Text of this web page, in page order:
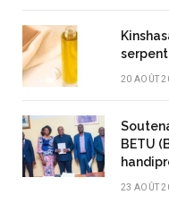
serpent
20 AOÛT
BETU
23 AOÛT